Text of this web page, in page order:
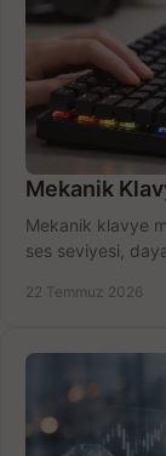
Mekanik
Mekanik klavye
ses seviyesi,
22 Temmuz 2026